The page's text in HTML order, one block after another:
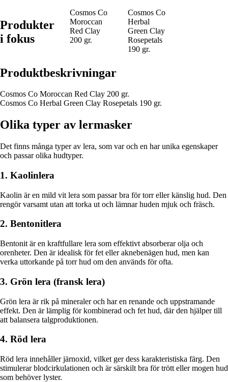
Produkter
i fokus
Cosmos Co
Moroccan
Red Clay
200 gr.
Cosmos Co
Herbal
Green Clay
Rosepetals
190 gr.
Produktbeskrivningar
Cosmos Co Moroccan Red Clay 200 gr.
Cosmos Co Herbal Green Clay Rosepetals 190 gr.
Olika typer av lermasker
Det finns många typer av lera, som var och en har unika egenskaper
och passar olika hudtyper.
1. Kaolinlera
Kaolin är en mild vit lera som passar bra för torr eller känslig hud. Den
rengör varsamt utan att torka ut och lämnar huden mjuk och fräsch.
2. Bentonitlera
Bentonit är en kraftfullare lera som effektivt absorberar olja och
orenheter. Den är idealisk för fet eller aknebenägen hud, men kan
verka uttorkande på torr hud om den används för ofta.
3. Grön lera (fransk lera)
Grön lera är rik på mineraler och har en renande och uppstramande
effekt. Den är lämplig för kombinerad och fet hud, där den hjälper till
att balansera talgproduktionen.
4. Röd lera
Röd lera innehåller järnoxid, vilket ger dess karakteristiska färg. Den
stimulerar blodcirkulationen och är särskilt bra för trött eller mogen hud
som behöver lyster.